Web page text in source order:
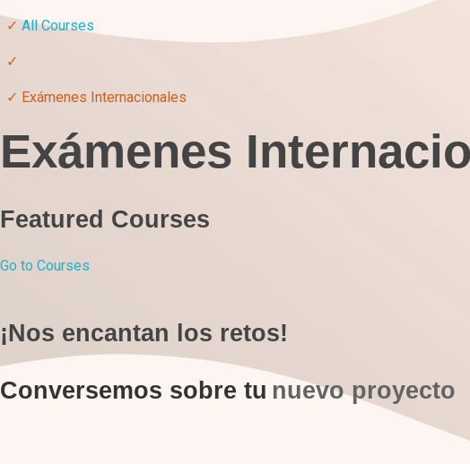
All Courses
Exámenes Internacionales
Exámenes
Featured Courses
Go to Courses
¡Nos encantan los retos!
Conversemos sobre tu nuevo proyecto